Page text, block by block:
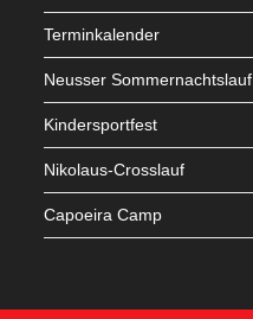
Terminkalender
Neusser Sommernachtslauf
Kindersportfest
Nikolaus-Crosslauf
Capoeira Camp